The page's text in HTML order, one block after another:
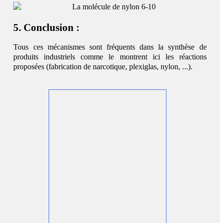
Conclusion :
Tous ces mécanismes sont fréquents dans la synthèse de
produits industriels comme le montrent ici les réactions
proposées (fabrication de narcotique, plexiglas, nylon, ...).